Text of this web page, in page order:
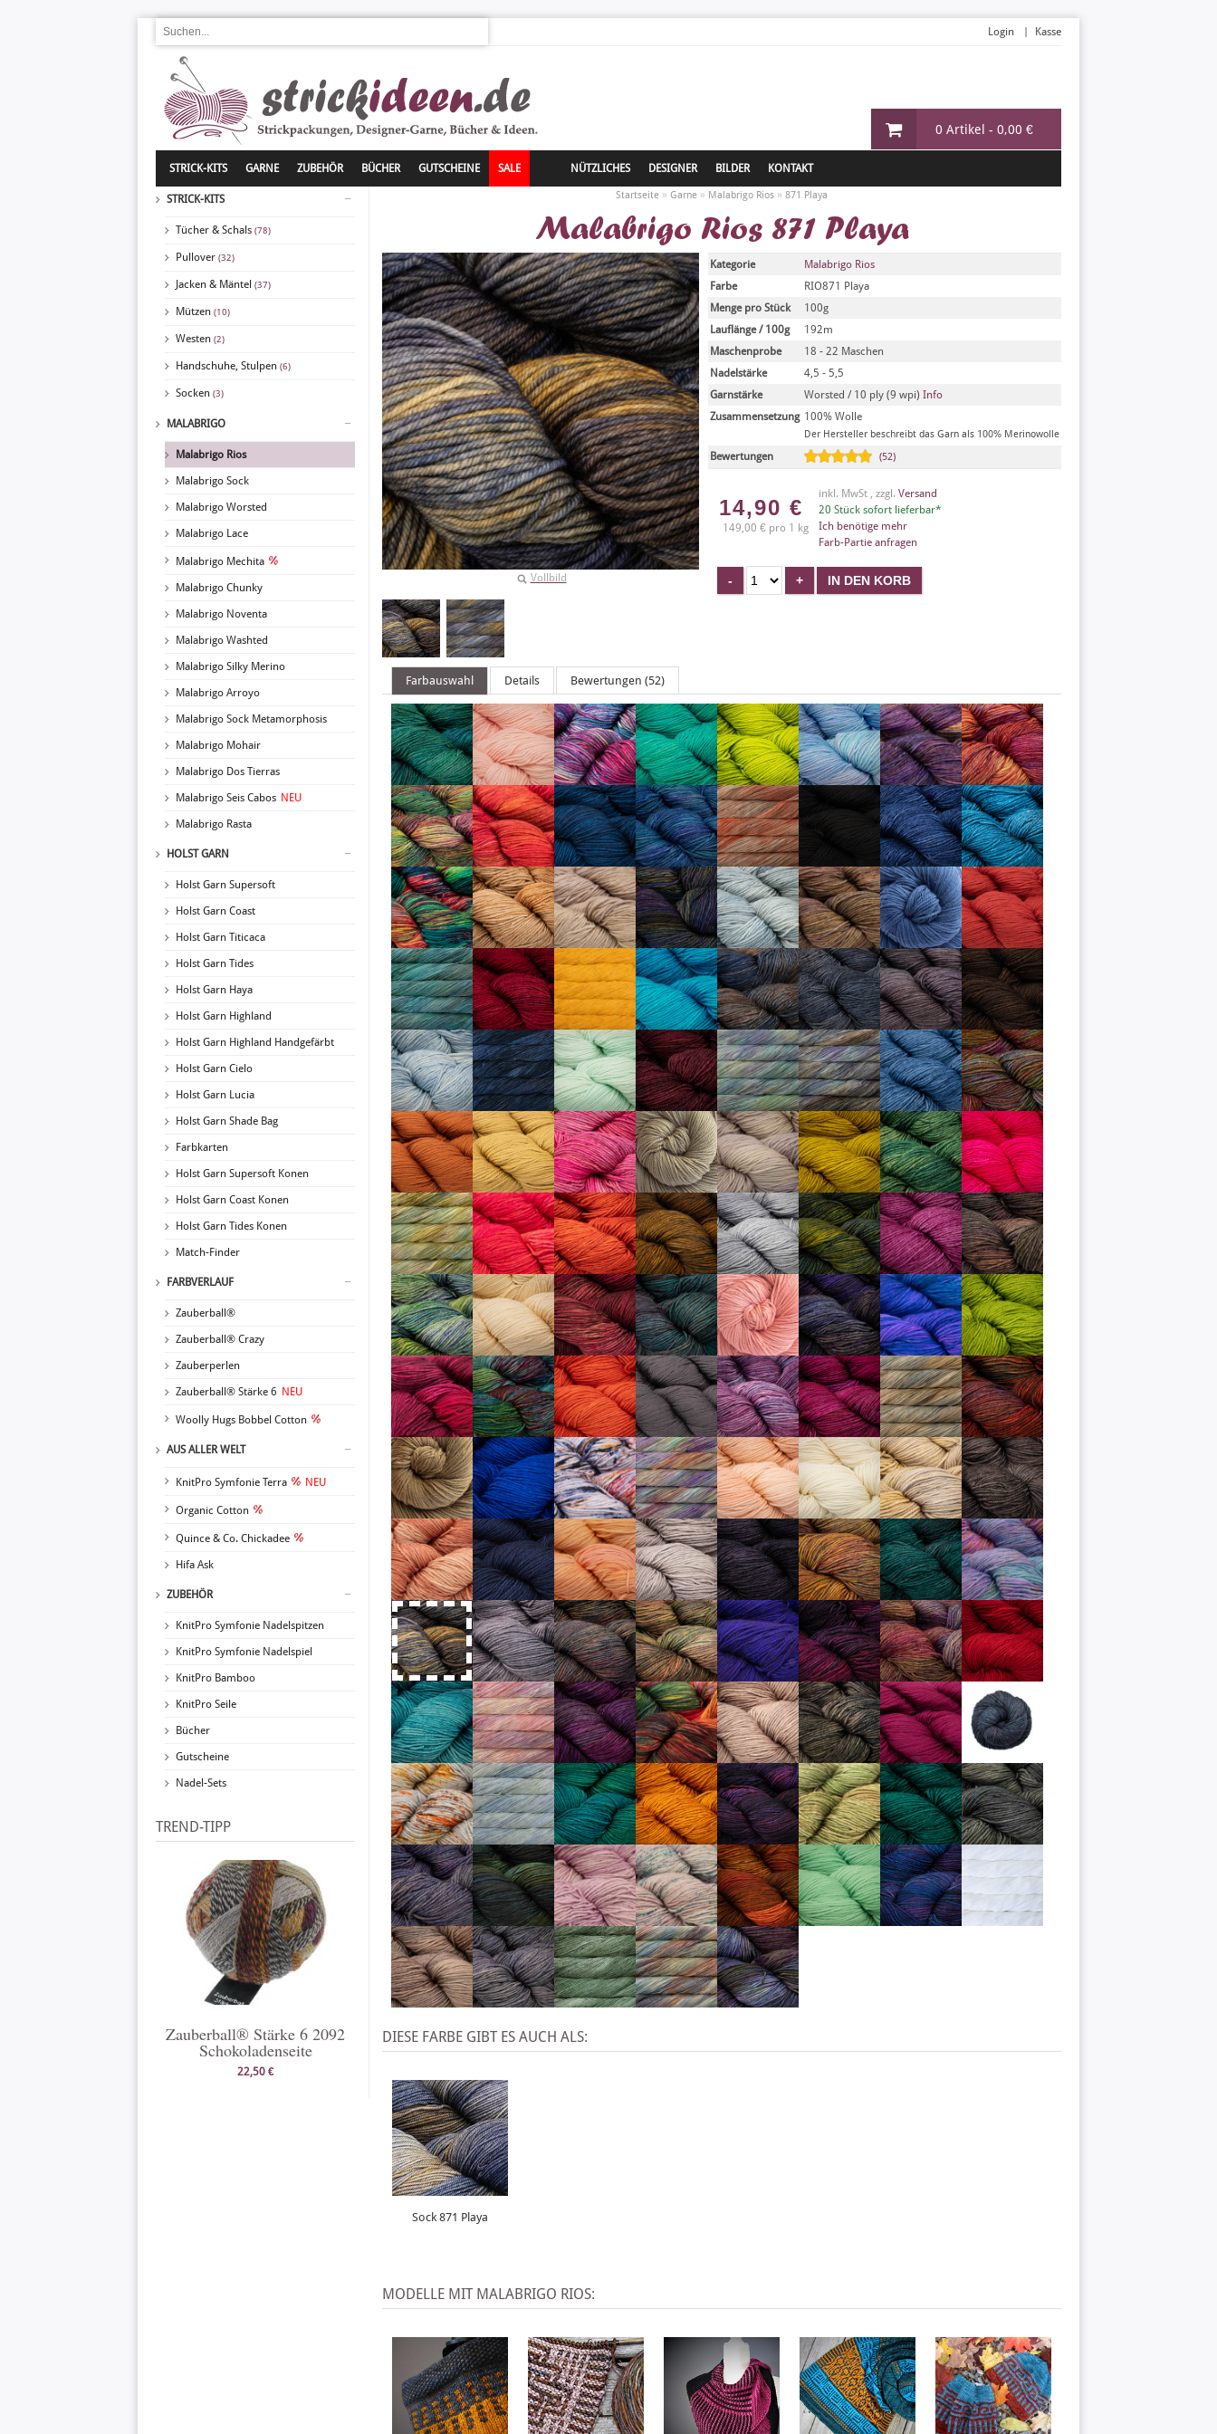
0 Artikel - 0,00 €
Login Kasse
STRICK-KITS GARNE ZUBEHÖR BÜCHER GUTSCHEINE SALE NÜTZLICHES DESIGNER BILDER KONTAKT
STRICK-KITS
Tücher & Schals (78)
Pullover (32)
Jacken & Mäntel (37)
Mützen (10)
Westen (2)
Handschuhe, Stulpen (6)
Socken (3)
MALABRIGO
Malabrigo Rios
Malabrigo Sock
Malabrigo Worsted
Malabrigo Lace
Malabrigo Mechita
Malabrigo Chunky
Malabrigo Noventa
Malabrigo Washted
Malabrigo Silky Merino
Malabrigo Arroyo
Malabrigo Sock Metamorphosis
Malabrigo Mohair
Malabrigo Dos Tierras
Malabrigo Seis Cabos NEU
Malabrigo Rasta
HOLST GARN
Holst Garn Supersoft
Holst Garn Coast
Holst Garn Titicaca
Holst Garn Tides
Holst Garn Haya
Holst Garn Highland
Holst Garn Highland Handgefärbt
Holst Garn Cielo
Holst Garn Lucia
Holst Garn Shade Bag
Farbkarten
Holst Garn Supersoft Konen
Holst Garn Coast Konen
Holst Garn Tides Konen
Match-Finder
FARBVERLAUF
Zauberball®
Zauberball® Crazy
Zauberperlen
Zauberball® Stärke 6 NEU
Woolly Hugs Bobbel Cotton
AUS ALLER WELT
KnitPro Symfonie Terra NEU
Organic Cotton
Quince & Co. Chickadee
Hifa Ask
ZUBEHÖR
KnitPro Symfonie Nadelspitzen
KnitPro Symfonie Nadelspiel
KnitPro Bamboo
KnitPro Seile
Bücher
Gutscheine
Nadel-Sets
TREND-TIPP
Zauberball® Stärke 6 2092
Schokoladenseite
22,50 €
Startseite » Garne » Malabrigo Rios » 871 Playa
Malabrigo Rios 871 Playa
Vollbild
Kategorie
Malabrigo Rios
Farbe
RIO871 Playa
Menge pro Stück
100g
Lauflänge / 100g
192m
Maschenprobe
18 - 22 Maschen
Nadelstärke
4,5 - 5,5
Garnstärke
Worsted / 10 ply (9 wpi) Info
Zusammensetzung 100% Wolle
Der Hersteller beschreibt das Garn als 100% Merinowolle
Bewertungen (52)
14,90 €
149,00 € pro 1 kg
inkl. MwSt , zzgl. Versand
20 Stück sofort lieferbar*
Ich benötige mehr
Farb-Partie anfragen
Farbauswahl Details Bewertungen (52)
DIESE FARBE GIBT ES AUCH ALS:
Sock 871 Playa
MODELLE MIT MALABRIGO RIOS: